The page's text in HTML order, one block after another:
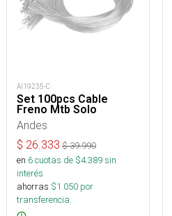
AI19235-C
Set 100pcs Cable
Freno Mtb Solo
Andes
$ 26.333 $39.990
en 6cuotas de $4.389sin
interés
ahorras $1.050 por
transferencia.